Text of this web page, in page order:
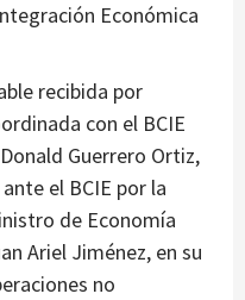
Económica
recibida por
con el BCIE
Guerrero Ortiz,
el BCIE por la
de Economía
Ariel Jiménez, en su
no